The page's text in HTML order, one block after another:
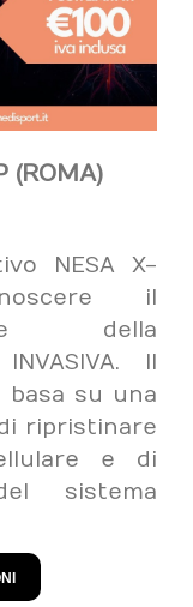
(ROMA)
NESA X-
il
della
Il
basa su una
ripristinare
e di
sistema